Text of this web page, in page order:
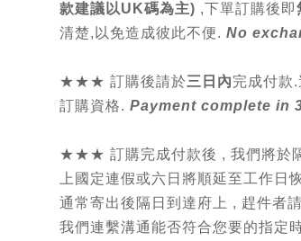
款建議以UK碼為主) ,下單訂購後即
清楚,以免造成彼此不便. No
★★★ 訂購後請於三日內完成付款
訂購資格. Payment complete in
★★★ 訂購完成付款後 , 我們將於
上國定連假或六日將順延至工作日
通常寄出後隔日到達府上 , 趕件者
我們連繫溝通能否符合您要的指定